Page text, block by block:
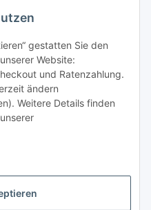
gestatten Sie den
Website:
und Ratenzahlung.
ändern
Weitere Details finden